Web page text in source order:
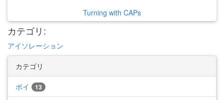
Turning with CAPs
カテゴリ:
アイソレーション
カテゴリ
ポイ 13